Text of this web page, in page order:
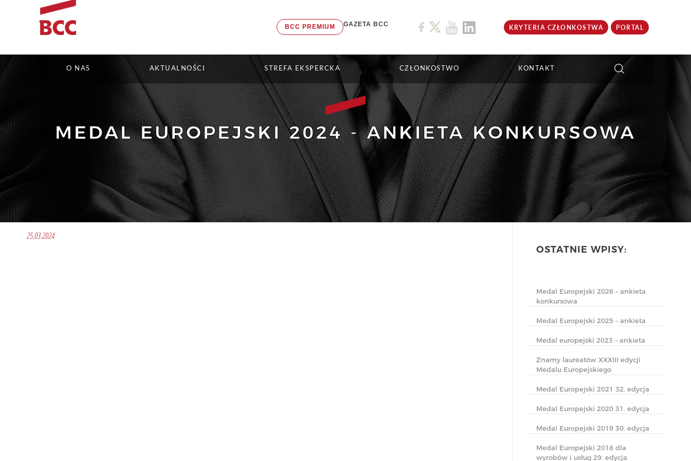
BCC PREMIUM GAZETA BCC KRYTERIA CZŁONKOSTWA PORTAL
O NAS AKTUALNOŚCI STREFA EKSPERCKA CZŁONKOSTWO KONTAKT
MEDAL EUROPEJSKI 2024 - ANKIETA KONKURSOWA
OSTATNIE WPISY:
Medal Europejski 2026 – ankieta
konkursowa
Medal Europejski 2025 – ankieta
Medal europejski 2023 – ankieta
Znamy laureatów XXXIII edycji
Medalu Europejskiego
Medal Europejski 2021 32. edycja
Medal Europejski 2020 31. edycja
Medal Europejski 2019 30. edycja
Medal Europejski 2018 dla
wyrobów i usług 29. edycja
25.03.2024